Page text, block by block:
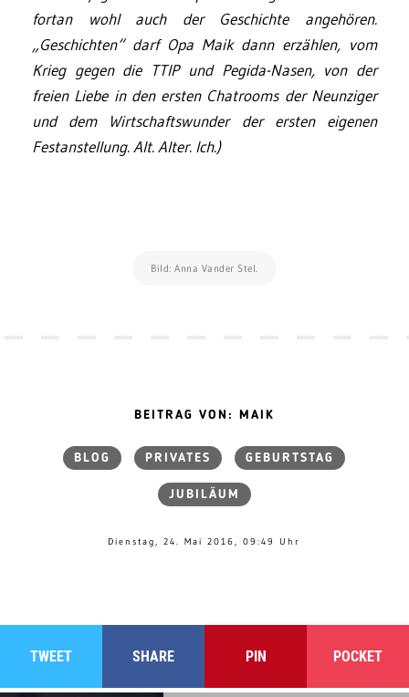
fortan wohl auch der Geschichte angehören.
„Geschichten“ darf Opa Maik dann erzählen, vom
Krieg gegen die TTIP und Pegida-Nasen, von der
freien Liebe in den ersten Chatrooms der Neunziger
und dem Wirtschaftswunder der ersten eigenen
Festanstellung. Alt. Alter. Ich.)
Bild: Anna Vander Stel.
BEITRAG VON: MAIK
BLOG PRIVATES GEBURTSTAG
JUBILÄUM
Dienstag, 24. Mai 2016, 09:49 Uhr
TWEET SHARE PIN POCKET